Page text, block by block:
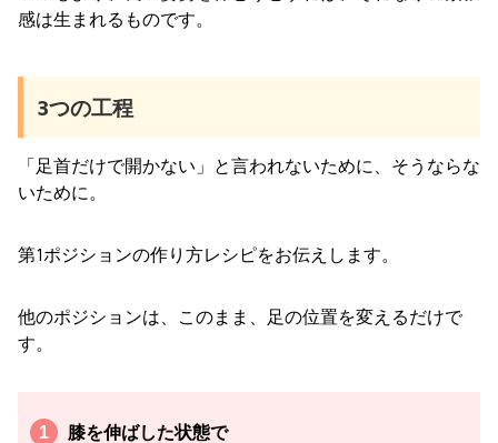
感は生まれるものです。
3つの工程
「足首だけで開かない」と言われないために、そうならな
いために。
第1ポジションの作り方レシピをお伝えします。
他のポジションは、このまま、足の位置を変えるだけで
す。
膝を伸ばした状態で